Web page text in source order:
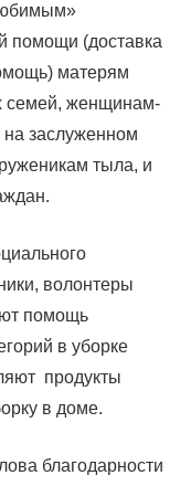
помощи (доставка
матерям
семей, женщинам-
заслуженном
тыла, и
волонтеры
помощь
в уборке
продукты
в доме.
благодарности